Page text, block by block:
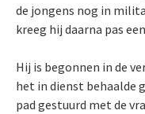
de jongens nog in
kreeg hij daarna pas
Hij is begonnen in de
het in dienst behaalde
pad gestuurd met de